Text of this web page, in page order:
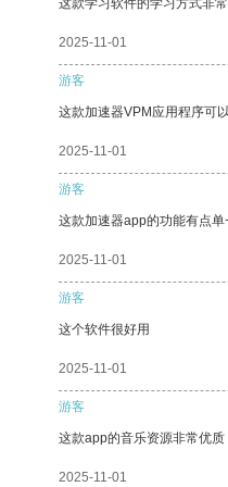
这款学习软件的学习方式非
2025-11-01
游客
这款加速器VPM应用程序可
2025-11-01
游客
这款加速器app的功能有点单
2025-11-01
游客
这个软件很好用
2025-11-01
游客
这款app的音乐资源非常优质
2025-11-01